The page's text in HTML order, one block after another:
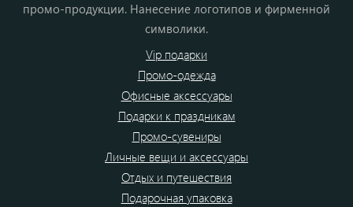
промо-продукции. Нанесение логотипов и фирменной
символики.
Vip подарки
Промо-одежда
Офисные аксессуары
Подарки к праздникам
Промо-сувениры
Личные вещи и аксессуары
Отдых и путешествия
Подарочная упаковка